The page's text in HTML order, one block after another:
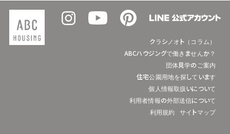
クラシノオト（コラム）
ABCハウジングで働きませんか？
団体見学のご案内
住宅公園用地を探しています
個人情報取扱いについて
利用者情報の外部送信について
利用規約
サイトマップ